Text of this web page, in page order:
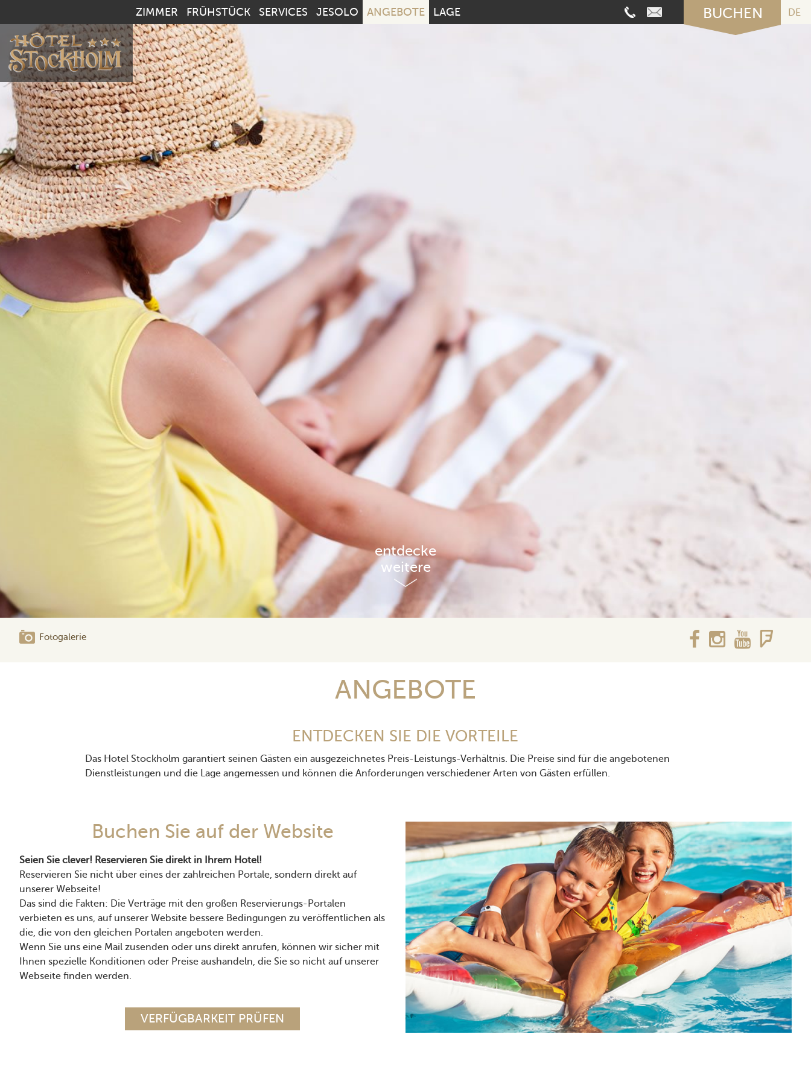
DE
ZIMMER FRÜHSTÜCK SERVICES JESOLO ANGEBOTE LAGE BUCHEN
entdecke
weitere
Fotogalerie
ANGEBOTE
ENTDECKEN SIE DIE VORTEILE
Das Hotel Stockholm garantiert seinen Gästen ein ausgezeichnetes Preis-Leistungs-Verhältnis. Die Preise sind für die angebotenen
Dienstleistungen und die Lage angemessen und können die Anforderungen verschiedener Arten von Gästen erfüllen.
Buchen Sie auf der Website
Seien Sie clever! Reservieren Sie direkt in Ihrem Hotel!
Reservieren Sie nicht über eines der zahlreichen Portale, sondern direkt auf
unserer Webseite!
Das sind die Fakten: Die Verträge mit den großen Reservierungs-Portalen
verbieten es uns, auf unserer Website bessere Bedingungen zu veröffentlichen als
die, die von den gleichen Portalen angeboten werden.
Wenn Sie uns eine Mail zusenden oder uns direkt anrufen, können wir sicher mit
Ihnen spezielle Konditionen oder Preise aushandeln, die Sie so nicht auf unserer
Webseite finden werden.
VERFÜGBARKEIT PRÜFEN